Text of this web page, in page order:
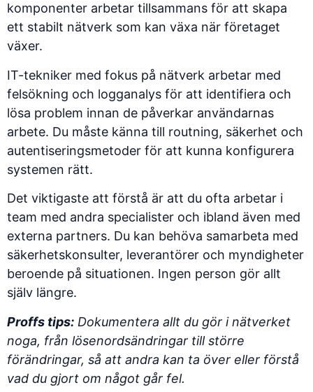
komponenter arbetar tillsammans för att skapa
ett stabilt nätverk som kan växa när företaget
växer.
IT-tekniker med fokus på nätverk arbetar med
felsökning och logganalys för att identifiera och
lösa problem innan de påverkar användarnas
arbete. Du måste känna till routning, säkerhet och
autentiseringsmetoder för att kunna konfigurera
systemen rätt.
Det viktigaste att förstå är att du ofta arbetar i
team med andra specialister och ibland även med
externa partners. Du kan behöva samarbeta med
säkerhetskonsulter, leverantörer och myndigheter
beroende på situationen. Ingen person gör allt
själv längre.
Proffs tips: Dokumentera allt du gör i nätverket
noga, från lösenordsändringar till större
förändringar, så att andra kan ta över eller förstå
vad du gjort om något går fel.